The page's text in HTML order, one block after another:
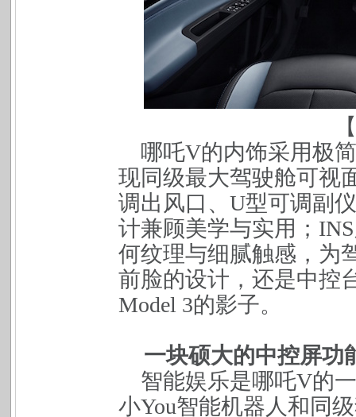
哪吒V的内饰采用极
现同级最大驾驶舱可视
调出风口、 U型可调副
计兼顾美学与实用； INS
何纹理与细腻触感，为
前脸的设计，还是中控
Model 3的影子。
一块硕大的中控屏功
智能娱乐是哪吒V的
小You智能机器人和同